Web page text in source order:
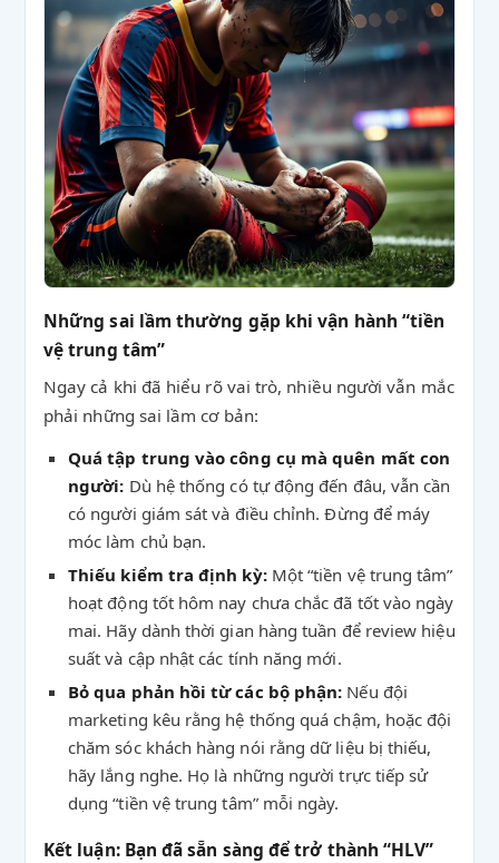
Những sai lầm thường gặp khi vận hành “tiền
vệ trung tâm”
Ngay cả khi đã hiểu rõ vai trò, nhiều người vẫn mắc
phải những sai lầm cơ bản:
Quá tập trung vào công cụ mà quên mất con
người: Dù hệ thống có tự động đến đâu, vẫn cần
có người giám sát và điều chỉnh. Đừng để máy
móc làm chủ bạn.
Thiếu kiểm tra định kỳ:Một “tiền vệ trung tâm”
hoạt động tốt hôm nay chưa chắc đã tốt vào ngày
mai. Hãy dành thời gian hàng tuần để review hiệu
suất và cập nhật các tính năng mới.
Bỏ qua phản hồi từ các bộ phận: Nếu đội
marketing kêu rằng hệ thống quá chậm, hoặc đội
chăm sóc khách hàng nói rằng dữ liệu bị thiếu,
hãy lắng nghe. Họ là những người trực tiếp sử
dụng “tiền vệ trung tâm” mỗi ngày.
Kết luận: Bạn đã sẵn sàng để trở thành “HLV”